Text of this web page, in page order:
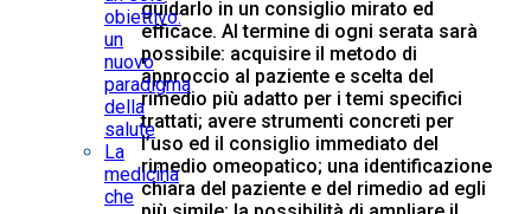
obiettivo:
un
nuovo
paradigma
della
salute
La
medicina
che
guidarlo in un consiglio mirato ed
efficace. Al termine di ogni serata sarà
possibile: acquisire il metodo di
approccio al paziente e scelta del
rimedio più adatto per i temi specifici
trattati; avere strumenti concreti per
l’uso ed il consiglio immediato del
rimedio omeopatico; una identificazione
chiara del paziente e del rimedio ad egli